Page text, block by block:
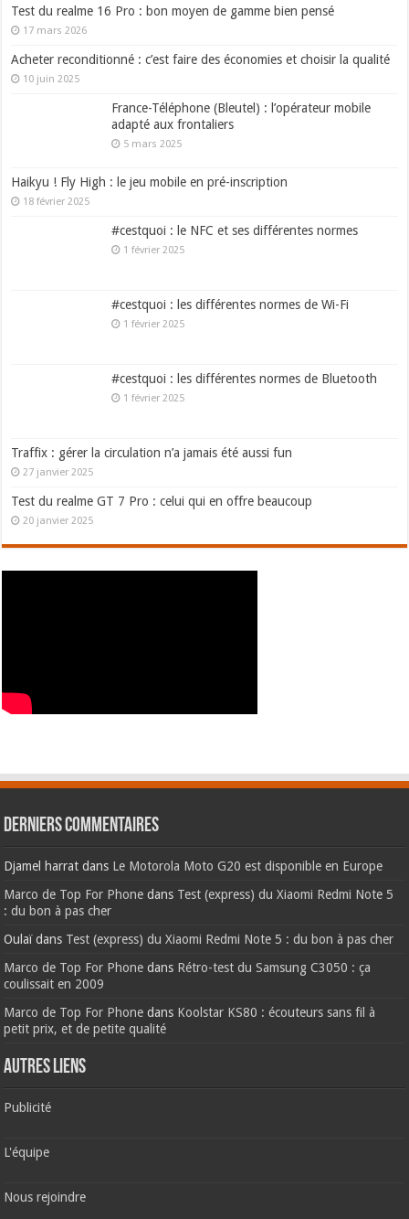
Test du realme 16 Pro : bon moyen de gamme bien pensé
17 mars 2026
Acheter reconditionné : c’est faire des économies et choisir la qualité
10 juin 2025
France-Téléphone (Bleutel) : l’opérateur mobile
adapté aux frontaliers
5 mars 2025
Haikyu ! Fly High : le jeu mobile en pré-inscription
18 février 2025
#cestquoi : le NFC et ses différentes normes
1 février 2025
#cestquoi : les différentes normes de Wi-Fi
1 février 2025
#cestquoi : les différentes normes de Bluetooth
1 février 2025
Traffix : gérer la circulation n’a jamais été aussi fun
27 janvier 2025
Test du realme GT 7 Pro : celui qui en offre beaucoup
20 janvier 2025
Derniers commentaires
Djamel harrat dans Le Motorola Moto G20 est disponible en Europe
Marco de Top For Phone dans Test (express) du Xiaomi Redmi Note 5
: du bon à pas cher
Oulaïdans Test (express) du Xiaomi Redmi Note 5 : du bon à pas cher
Marco de Top For Phone dans Rétro-test du Samsung C3050 : ça
coulissait en 2009
Marco de Top For Phone dans Koolstar KS80 : écouteurs sans fil à
petit prix, et de petite qualité
AUTRES LIENS
Publicité
L'équipe
Nous rejoindre